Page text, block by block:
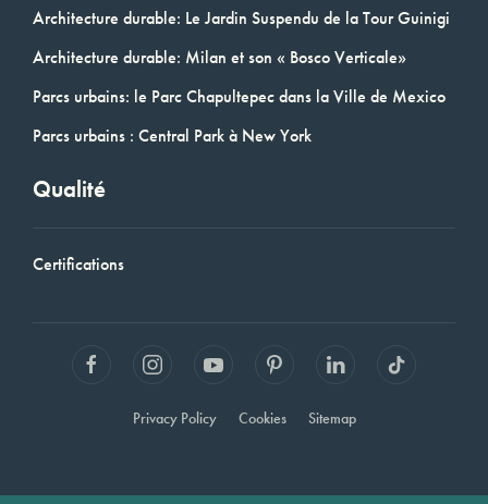
Architecture durable: Le Jardin Suspendu de la Tour Guinigi
Architecture durable: Milan et son « Bosco Verticale»
Parcs urbains: le Parc Chapultepec dans la Ville de Mexico
Parcs urbains : Central Park à New York
Qualité
Certifications
Privacy Policy Cookies Sitemap